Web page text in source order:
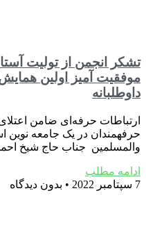
تشکر انجمن از تولیت
موفقیت آمیز اولین همایش
داوطلبانه
ارتباطات حرفه‌‏ای ضامن
حرفه‏مندان در یک جامعه
والمسلمین جناب حاج شیخ
ادامه مطلب
7 سپتامبر 2022
بدون دیدگاه